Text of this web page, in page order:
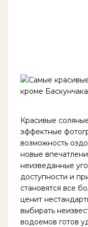
Красивые
эффектные
возможность
новые
неизведанные
доступности и
становятся все
ценит
выбирать
водоемов готов